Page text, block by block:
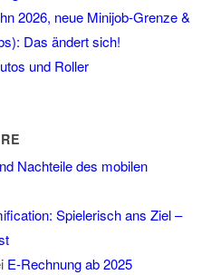
2026, neue Minijob-Grenze &
Das ändert sich!
und Roller
Nachteile des mobilen
Spielerisch ans Ziel –
E-Rechnung ab 2025